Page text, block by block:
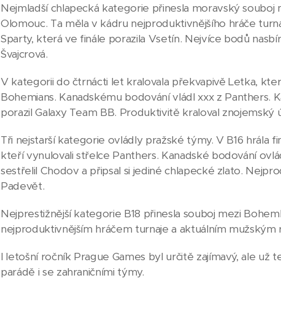
Nejmladší chlapecká kategorie přinesla moravský
Olomouc. Ta měla v kádru nejproduktivnějšího hráče
Sparty, která ve finále porazila Vsetín. Nejvíce bodů
Švajcrová.
V kategorii do čtrnácti let kralovala překvapivě Letka,
Bohemians. Kanadskému bodování vládl xxx z Panthers.
porazil Galaxy Team BB. Produktivitě kraloval znojemský
Tři nejstarší kategorie ovládly pražské týmy. V B16 hrála
kteří vynulovali střelce Panthers. Kanadské bodování
sestřelil Chodov a připsal si jediné chlapecké zlato.
Padevět.
Nejprestižnější kategorie B18 přinesla souboj mezi
nejproduktivnějším hráčem turnaje a aktuálním
I letošní ročník Prague Games byl určitě zajímavý, ale
parádě i se zahraničními týmy.